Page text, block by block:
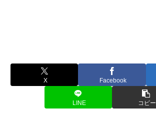
X Facebook
LINE コピー